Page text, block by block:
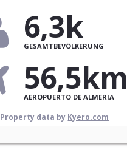
6,3k
GESAMTBEVÖLKERUNG
56,5km
AEROPUERTO DE ALMERIA
Property data by Kyero.com